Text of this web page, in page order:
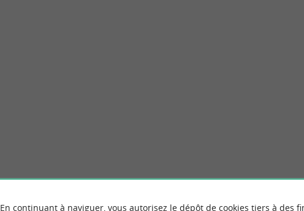
En continuant à naviguer, vous autorisez le dépôt de cookies tiers à des